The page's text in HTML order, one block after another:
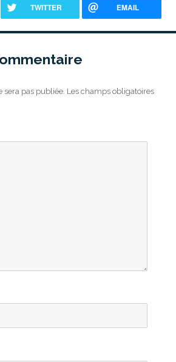
TWITTER EMAIL
sera pas publiée. Les champs obligatoires